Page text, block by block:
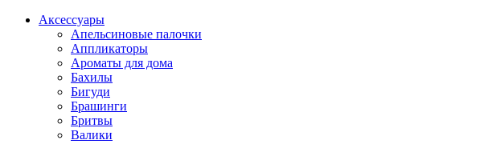
Аксессуары
Апельсиновые палочки
Аппликаторы
Ароматы для дома
Бахилы
Бигуди
Брашинги
Бритвы
Валики